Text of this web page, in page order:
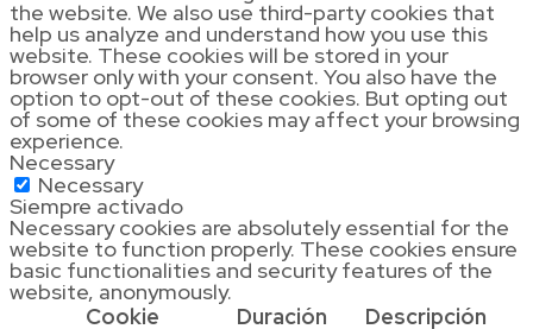
the website. We also use third-party cookies that
help us analyze and understand how you use this
website. These cookies will be stored in your
browser only with your consent. You also have the
option to opt-out of these cookies. But opting out
of some of these cookies may affect your browsing
experience.
Necessary
Necessary
Siempre activado
Necessary cookies are absolutely essential for the
website to function properly. These cookies ensure
basic functionalities and security features of the
website, anonymously.
Cookie
Duración Descripción